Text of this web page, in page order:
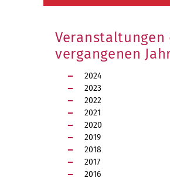
Veranstaltungen
vergangenen
2024
2023
2022
2021
2020
2019
2018
2017
2016